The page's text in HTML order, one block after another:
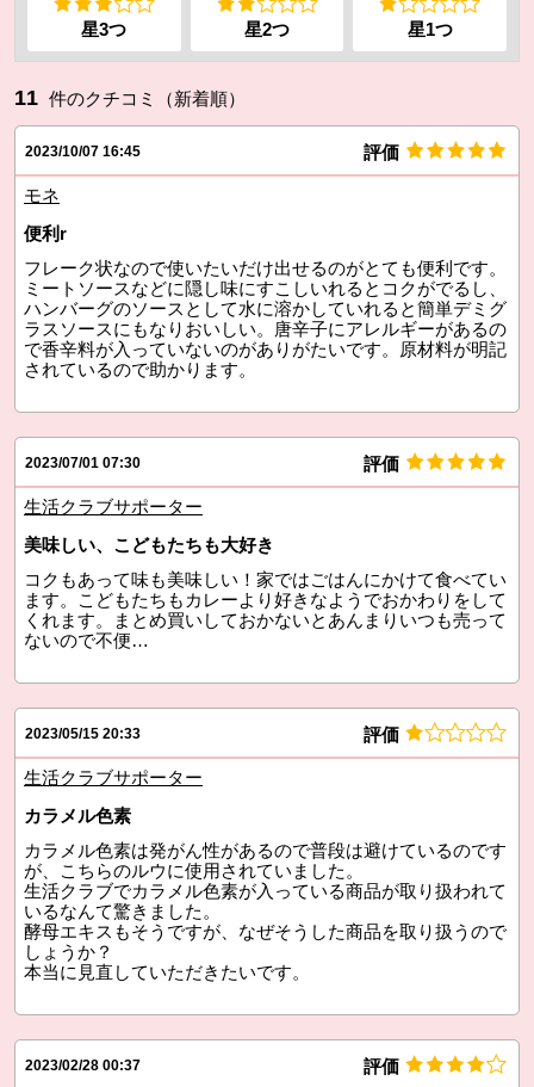
星3つ 星2つ 星1つ
11 件のクチコミ（新着順）
2023/10/07 16:45 評価
モネ
便利r
フレーク状なので使いたいだけ出せるのがとても便利です。
ミートソースなどに隠し味にすこしいれるとコクがでるし、
ハンバーグのソースとして水に溶かしていれると簡単デミグ
ラスソースにもなりおいしい。唐辛子にアレルギーがあるの
で香辛料が入っていないのがありがたいです。原材料が明記
されているので助かります。
2023/07/01 07:30 評価
生活クラブサポーター
美味しい、こどもたちも大好き
コクもあって味も美味しい！家ではごはんにかけて食べてい
ます。こどもたちもカレーより好きなようでおかわりをして
くれます。まとめ買いしておかないとあんまりいつも売って
ないので不便…
2023/05/15 20:33 評価
生活クラブサポーター
カラメル色素
カラメル色素は発がん性があるので普段は避けているのです
が、こちらのルウに使用されていました。
生活クラブでカラメル色素が入っている商品が取り扱われて
いるなんて驚きました。
酵母エキスもそうですが、なぜそうした商品を取り扱うので
しょうか？
本当に見直していただきたいです。
2023/02/28 00:37 評価